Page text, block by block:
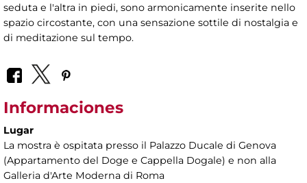
seduta e l'altra in piedi, sono armonicamente inserite nello
spazio circostante, con una sensazione sottile di nostalgia e
di meditazione sul tempo.
Informaciones
Lugar
La mostra è ospitata presso il Palazzo Ducale di Genova
(Appartamento del Doge e Cappella Dogale) e non alla
Galleria d'Arte Moderna di Roma